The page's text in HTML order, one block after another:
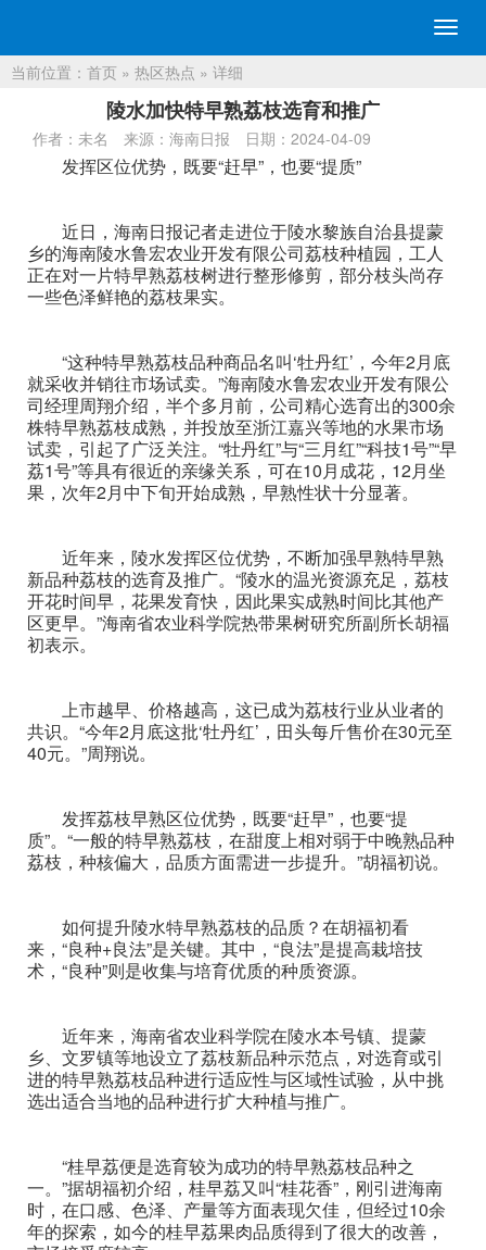
切
换
当前位置： 首页 » 热区热点 » 详细
陵水加快特早熟荔枝选育和推广
作者：未名 来源：海南日报 日期：2024-04-09
发挥区位优势，既要“赶早”，也要“提质”
近日，海南日报记者走进位于陵水黎族自治县提蒙
乡的海南陵水鲁宏农业开发有限公司荔枝种植园，工人
正在对一片特早熟荔枝树进行整形修剪，部分枝头尚存
一些色泽鲜艳的荔枝果实。
“这种特早熟荔枝品种商品名叫‘牡丹红’，今年2月底
就采收并销往市场试卖。”海南陵水鲁宏农业开发有限公
司经理周翔介绍，半个多月前，公司精心选育出的300余
株特早熟荔枝成熟，并投放至浙江嘉兴等地的水果市场
试卖，引起了广泛关注。“牡丹红”与“三月红”“科技1号”“早
荔1号”等具有很近的亲缘关系，可在10月成花，12月坐
果，次年2月中下旬开始成熟，早熟性状十分显著。
近年来，陵水发挥区位优势，不断加强早熟特早熟
新品种荔枝的选育及推广。“陵水的温光资源充足，荔枝
开花时间早，花果发育快，因此果实成熟时间比其他产
区更早。”海南省农业科学院热带果树研究所副所长胡福
初表示。
上市越早、价格越高，这已成为荔枝行业从业者的
共识。“今年2月底这批‘牡丹红’，田头每斤售价在30元至
40元。”周翔说。
发挥荔枝早熟区位优势，既要“赶早”，也要“提
质”。“一般的特早熟荔枝，在甜度上相对弱于中晚熟品种
荔枝，种核偏大，品质方面需进一步提升。”胡福初说。
如何提升陵水特早熟荔枝的品质？在胡福初看
来，“良种+良法”是关键。其中，“良法”是提高栽培技
术，“良种”则是收集与培育优质的种质资源。
近年来，海南省农业科学院在陵水本号镇、提蒙
乡、文罗镇等地设立了荔枝新品种示范点，对选育或引
进的特早熟荔枝品种进行适应性与区域性试验，从中挑
选出适合当地的品种进行扩大种植与推广。
“桂早荔便是选育较为成功的特早熟荔枝品种之
一。”据胡福初介绍，桂早荔又叫“桂花香”，刚引进海南
时，在口感、色泽、产量等方面表现欠佳，但经过10余
年的探索，如今的桂早荔果肉品质得到了很大的改善，